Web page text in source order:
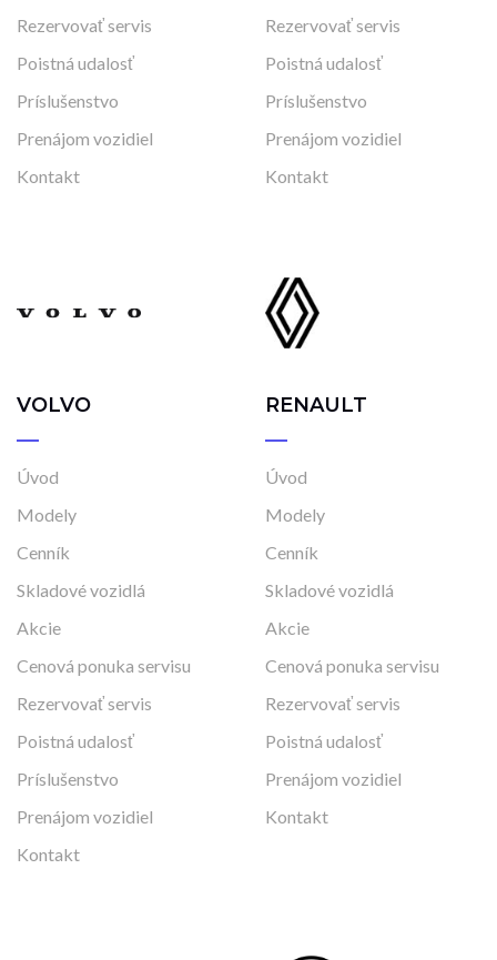
Rezervovať servis
Poistná udalosť
Príslušenstvo
Prenájom vozidiel
Kontakt
Rezervovať servis
Poistná udalosť
Príslušenstvo
Prenájom vozidiel
Kontakt
VOLVO
Úvod
Modely
Cenník
Skladové vozidlá
Akcie
Cenová ponuka servisu
Rezervovať servis
Poistná udalosť
Príslušenstvo
Prenájom vozidiel
Kontakt
RENAULT
Úvod
Modely
Cenník
Skladové vozidlá
Akcie
Cenová ponuka servisu
Rezervovať servis
Poistná udalosť
Prenájom vozidiel
Kontakt